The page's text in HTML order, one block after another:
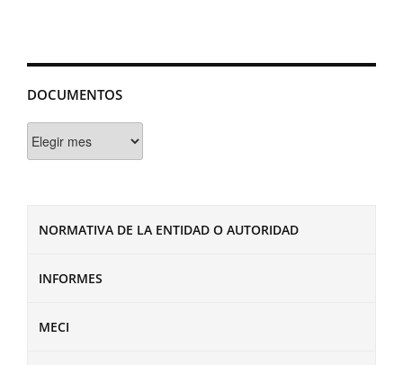
DOCUMENTOS
NORMATIVA DE LA ENTIDAD O AUTORIDAD
INFORMES
MECI